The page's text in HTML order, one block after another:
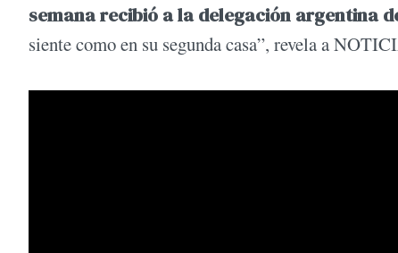
semana recibió a la delegación argentina
siente como en su segunda casa”, revela a